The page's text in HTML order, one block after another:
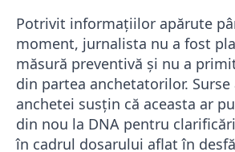
Potrivit informațiilor apărute
moment, jurnalista nu a fost
măsură preventivă și nu a
din partea anchetatorilor.
anchetei susțin că aceasta ar
din nou la DNA pentru
în cadrul dosarului aflat în